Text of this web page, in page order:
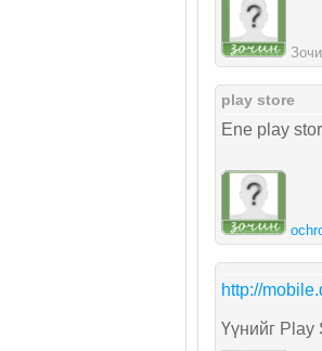
play store
Ene play
http://
Үүнийг Play